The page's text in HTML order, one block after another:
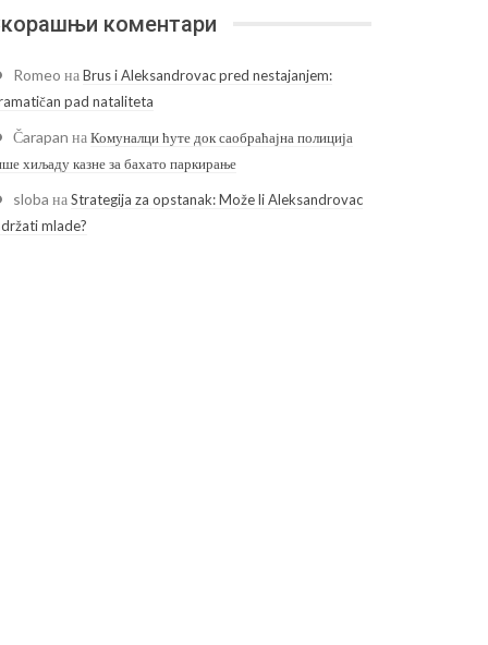
коментари
Romeo наBrus i Aleksandrovac pred nestajanjem:
pad nataliteta
Čarapan наКомуналци ћуте док саобраћајна полиција
хиљаду казне за бахато паркирање
sloba наStrategija za opstanak: Može li Aleksandrovac
mlade?